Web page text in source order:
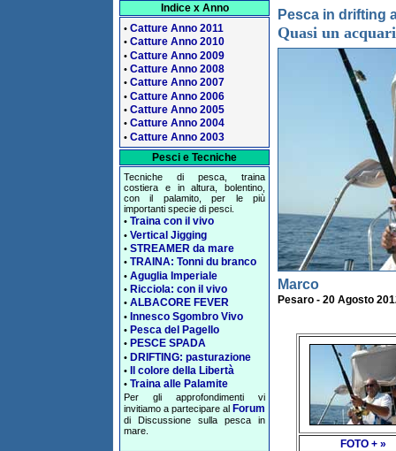
Indice x Anno
• Catture Anno 2011
• Catture Anno 2010
• Catture Anno 2009
• Catture Anno 2008
• Catture Anno 2007
• Catture Anno 2006
• Catture Anno 2005
• Catture Anno 2004
• Catture Anno 2003
Pesci e Tecniche
Tecniche di pesca, traina
costiera e in altura, bolentino,
con il palamito, per le più
importanti specie di pesci.
• Traina con il vivo
• Vertical Jigging
• STREAMER da mare
• TRAINA: Tonni du branco
• Aguglia Imperiale
• Ricciola: con il vivo
• ALBACORE FEVER
• Innesco Sgombro Vivo
• Pesca del Pagello
• PESCE SPADA
• DRIFTING: pasturazione
• Il colore della Libertà
• Traina alle Palamite
Per gli approfondimenti vi
invitiamo a partecipare al Forum
di Discussione sulla pesca in
mare.
Pesca in drifting
Quasi un
Marco
Pesaro - 20 Agosto
FOTO + »